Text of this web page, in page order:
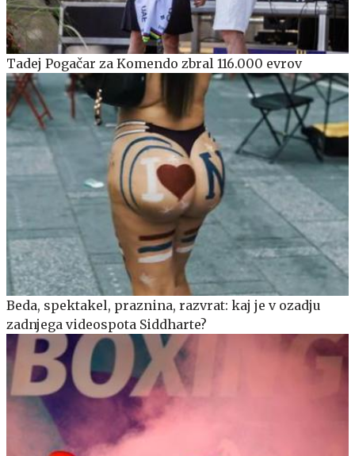
Tadej Pogačar za Komendo zbral 116.000 evrov
Beda, spektakel, praznina, razvrat: kaj je v ozadju
zadnjega videospota Siddharte?